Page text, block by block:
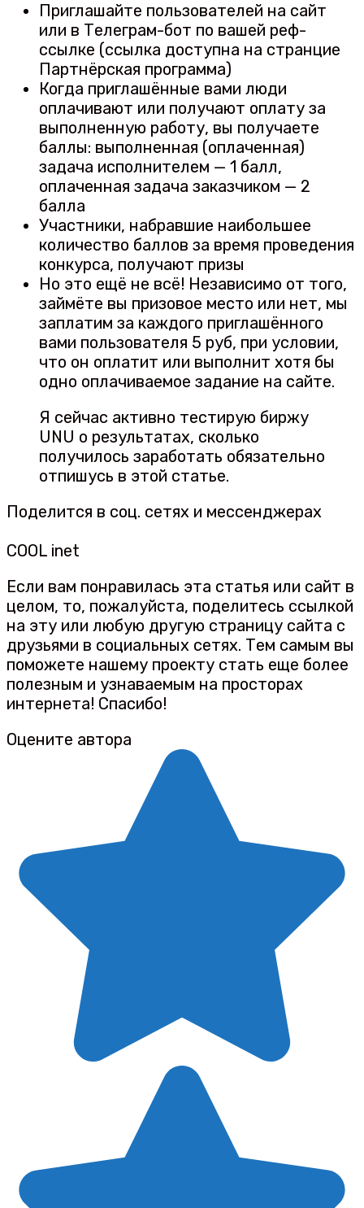
Приглашайте пользователей на сайт
или в Телеграм-бот по вашей реф-
ссылке (ссылка доступна на странцие
Партнёрская программа)
Когда приглашённые вами люди
оплачивают или получают оплату за
выполненную работу, вы получаете
баллы: выполненная (оплаченная)
задача исполнителем — 1 балл,
оплаченная задача заказчиком — 2
балла
Участники, набравшие наибольшее
количество баллов за время проведения
конкурса, получают призы
Но это ещё не всё! Независимо от того,
займёте вы призовое место или нет, мы
заплатим за каждого приглашённого
вами пользователя 5 руб, при условии,
что он оплатит или выполнит хотя бы
одно оплачиваемое задание на сайте.
Я сейчас активно тестирую биржу
UNU о результатах, сколько
получилось заработать обязательно
отпишусь в этой статье.
Поделится в соц. сетях и мессенджерах
COOL inet
Если вам понравилась эта статья или сайт в
целом, то, пожалуйста, поделитесь ссылкой
на эту или любую другую страницу сайта с
друзьями в социальных сетях. Тем самым вы
поможете нашему проекту стать еще более
полезным и узнаваемым на просторах
интернета! Спасибо!
Оцените автора